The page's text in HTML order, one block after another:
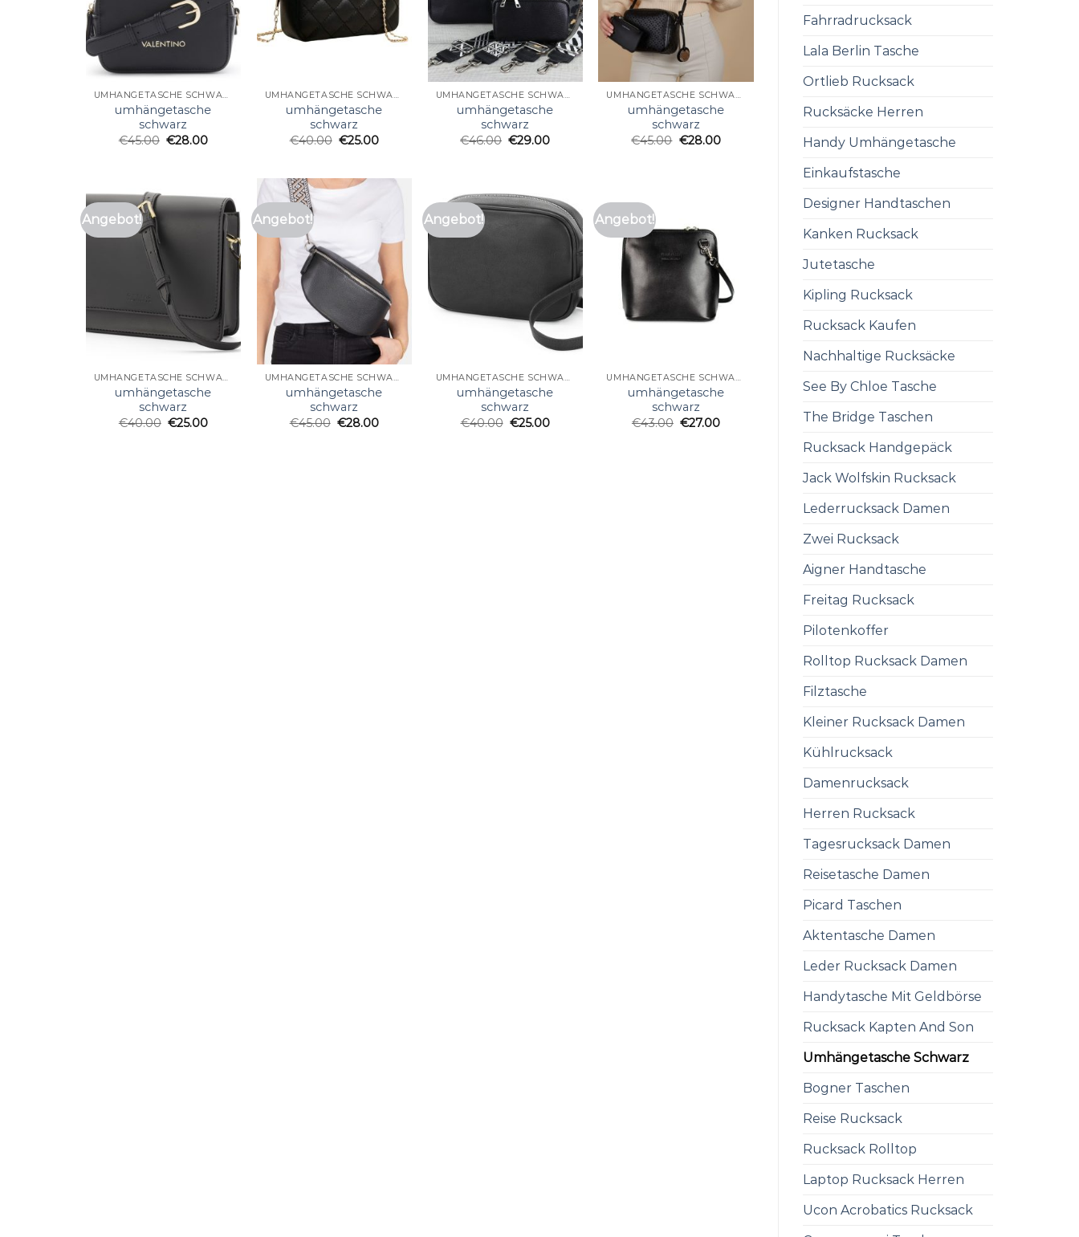
Fahrradrucksack
Lala Berlin Tasche
Ortlieb Rucksack
Rucksäcke Herren
Handy Umhängetasche
Einkaufstasche
Designer Handtaschen
Kanken Rucksack
Jutetasche
Kipling Rucksack
Rucksack Kaufen
Nachhaltige Rucksäcke
See By Chloe Tasche
The Bridge Taschen
Rucksack Handgepäck
Jack Wolfskin Rucksack
Lederrucksack Damen
Zwei Rucksack
Aigner Handtasche
Freitag Rucksack
Pilotenkoffer
Rolltop Rucksack Damen
Filztasche
Kleiner Rucksack Damen
Kühlrucksack
Damenrucksack
Herren Rucksack
Tagesrucksack Damen
Reisetasche Damen
Picard Taschen
Aktentasche Damen
Leder Rucksack Damen
Handytasche Mit Geldbörse
Rucksack Kapten And Son
Umhängetasche Schwarz
Bogner Taschen
Reise Rucksack
Rucksack Rolltop
Laptop Rucksack Herren
Ucon Acrobatics Rucksack
UMHÄNGETASCHE SCHWARZ
umhängetasche
schwarz
€45.00 €28.00
UMHÄNGETASCHE SCHWARZ
umhängetasche
schwarz
€40.00 €25.00
UMHÄNGETASCHE SCHWARZ
umhängetasche
schwarz
€46.00 €29.00
UMHÄNGETASCHE SCHWARZ
umhängetasche
schwarz
€45.00 €28.00
Angebot!
UMHÄNGETASCHE SCHWARZ
umhängetasche
schwarz
€40.00 €25.00
Angebot!
UMHÄNGETASCHE SCHWARZ
umhängetasche
schwarz
€45.00 €28.00
Angebot!
UMHÄNGETASCHE SCHWARZ
umhängetasche
schwarz
€40.00 €25.00
Angebot!
UMHÄNGETASCHE SCHWARZ
umhängetasche
schwarz
€43.00 €27.00